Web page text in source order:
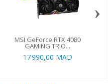
MSI GeForce RTX 4080
GAMING TRIO...
17 990,00 MAD
›